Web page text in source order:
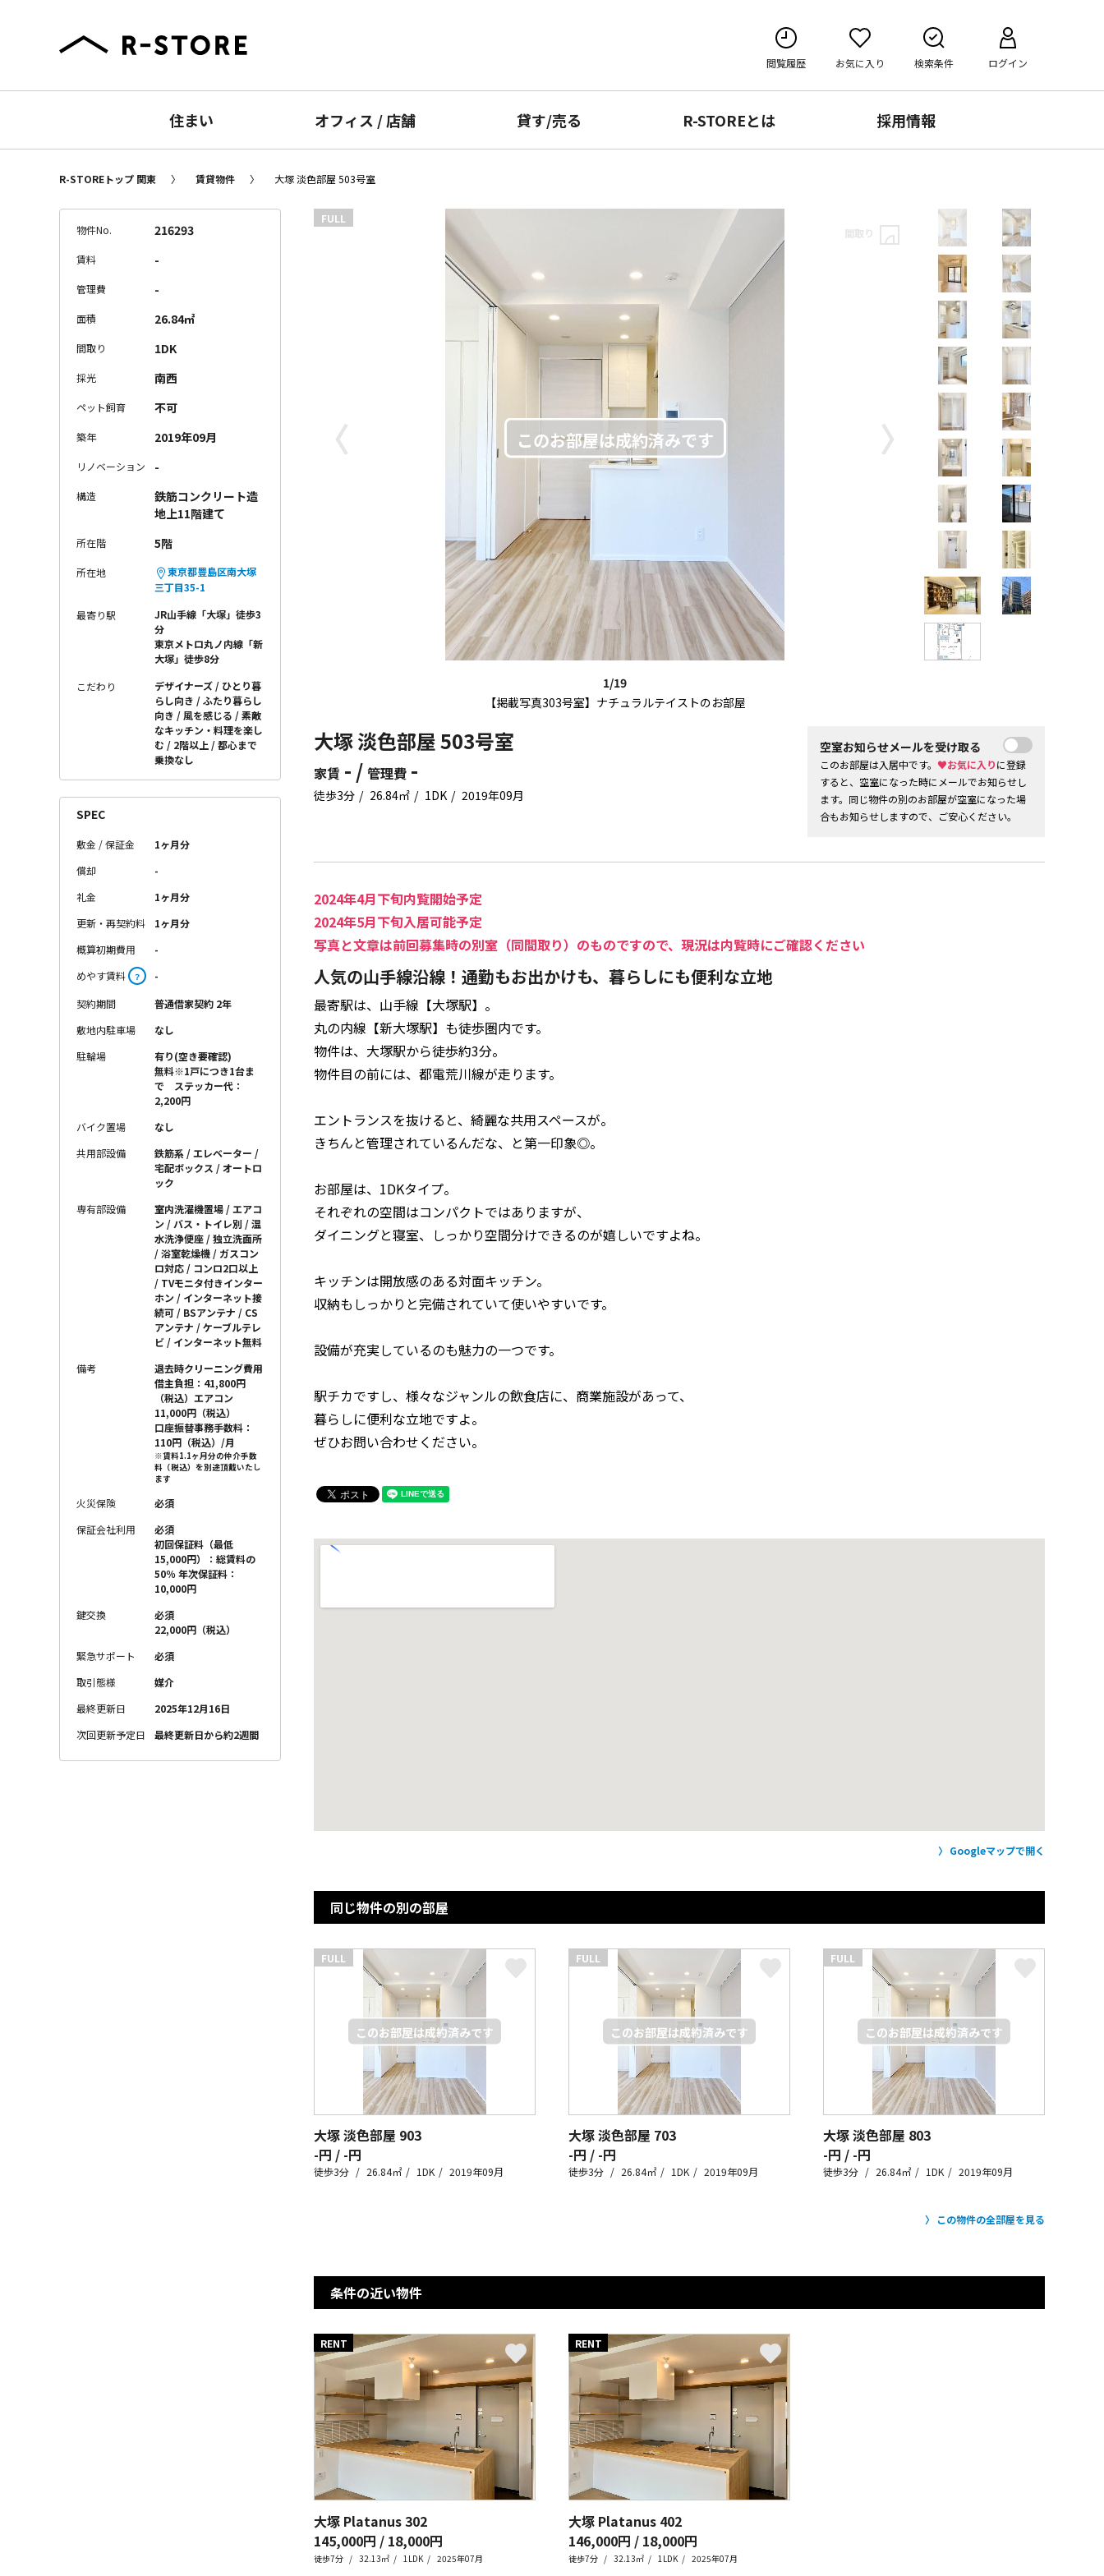
閲覧履歴 お気に入り 検索条件 ログイン
住まい オフィス /店舗 貸す/売る R-STOREとは 採用情報
R-STOREトップ 関東 賃貸物件 大塚 淡色部屋 503号室
1/19
【掲載写真303号室】ナチュラルテイストのお部屋
〈 〉
FULL
間取り
大塚 淡色部屋 503号室
家賃 - / 管理費 -
徒歩3分 26.84㎡ 1DK 2019年09月
空室お知らせメールを受け取る
このお部屋は入居中です。 ♥お気に入りに登録
すると、空室になった時にメールでお知らせし
ます。同じ物件の別のお部屋が空室になった場
合もお知らせしますので、ご安心ください。
2024年4月下旬内覧開始予定
2024年5月下旬入居可能予定
写真と文章は前回募集時の別室（同間取り）のものですので、現況は内覧時にご確認ください
人気の山手線沿線！通勤もお出かけも、暮らしにも便利な立地
最寄駅は、山手線【大塚駅】。
丸の内線【新大塚駅】も徒歩圏内です。
物件は、大塚駅から徒歩約3分。
物件目の前には、都電荒川線が走ります。
エントランスを抜けると、綺麗な共用スペースが。
きちんと管理されているんだな、と第一印象◎。
お部屋は、1DKタイプ。
それぞれの空間はコンパクトではありますが、
ダイニングと寝室、しっかり空間分けできるのが嬉しいですよね。
キッチンは開放感のある対面キッチン。
収納もしっかりと完備されていて使いやすいです。
設備が充実しているのも魅力の一つです。
駅チカですし、様々なジャンルの飲食店に、商業施設があって、
暮らしに便利な立地ですよ。
ぜひお問い合わせください。
物件No. 216293
賃料 -
管理費 -
面積 26.84㎡
間取り 1DK
採光 南西
ペット飼育 不可
築年 2019年09月
リノベーション -
構造
鉄筋コンクリート造
地上11階建て
所在階 5階
所在地
東京都豊島区南大塚
三丁目35-1
最寄り駅
JR山手線「大塚」徒歩3
分
東京メトロ丸ノ内線「新
大塚」徒歩8分
こだわり デザイナーズ
ひとり暮
らし向き
ふたり暮らし
向き
風を感じる
素敵
なキッチン・料理を楽し
む
2階以上
都心まで
乗換なし
SPEC
敷金 / 保証金
1ヶ月分
償却
-
礼金
1ヶ月分
更新・再契約料
1ヶ月分
概算初期費用
-
めやす賃料
？ -
契約期間
普通借家契約 2年
敷地内駐車場
なし
駐輪場
有り(空き要確認)
無料※1戸につき1台ま
で ステッカー代：
2,200円
バイク置場
なし
共用部設備
鉄筋系 / エレベーター /
宅配ボックス / オートロ
ック
専有部設備
室内洗濯機置場 / エアコ
ン / バス・トイレ別 / 温
水洗浄便座 / 独立洗面所
/ 浴室乾燥機 / ガスコン
ロ対応 / コンロ2口以上
/ TVモニタ付きインター
ホン / インターネット接
続可 / BSアンテナ / CS
アンテナ / ケーブルテレ
ビ / インターネット無料
備考
退去時クリーニング費用
借主負担：41,800円
（税込）エアコン
11,000円（税込）
口座振替事務手数料：
110円（税込）/月
※賃料1.1ヶ月分の仲介手数
料（税込）を別途頂戴いたし
ます
火災保険
必須
保証会社利用
必須
初回保証料（最低
15,000円）：総賃料の
50％ 年次保証料：
10,000円
鍵交換
必須
22,000円（税込）
緊急サポート
必須
取引態様
媒介
最終更新日
2025年12月16日
次回更新予定日
最終更新日から約2週間
Googleマップで開く
同じ物件の別の部屋
FULL
大塚 淡色部屋 903
-円 / -円
徒歩3分 26.84㎡ 1DK 2019年09月
FULL
大塚 淡色部屋 703
-円 / -円
徒歩3分 26.84㎡ 1DK 2019年09月
FULL
大塚 淡色部屋 803
-円 / -円
徒歩3分 26.84㎡ 1DK 2019年09月
この物件の全部屋を見る
条件の近い物件
RENT
大塚 Platanus302
145,000円 / 18,000円
徒歩7分 32.13㎡ 1LDK 2025年07月
RENT
大塚 Platanus 402
146,000円 / 18,000円
徒歩7分 32.13㎡ 1LDK 2025年07月